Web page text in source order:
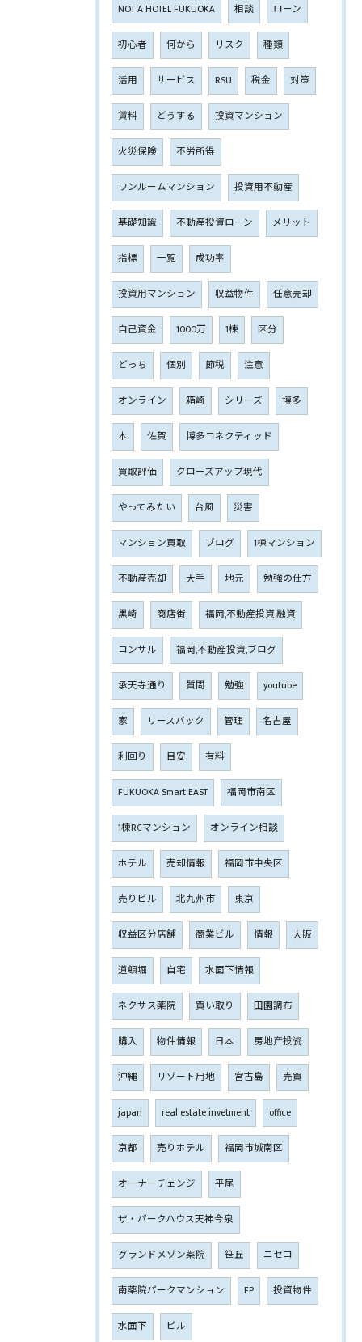
NOT A HOTEL FUKUOKA 相談 ローン
初心者 何から リスク 種類
活用 サービス RSU 税金 対策
賃料 どうする 投資マンション
火災保険 不労所得
ワンルームマンション 投資用不動産
基礎知識 不動産投資ローン メリット
指標 一覧 成功率
投資用マンション 収益物件 任意売却
自己資金 1000万 1棟 区分
どっち 個別 節税 注意
オンライン 箱崎 シリーズ 博多
本 佐賀 博多コネクティッド
買取評価 クローズアップ現代
やってみたい 台風 災害
マンション買取 ブログ 1棟マンション
不動産売却 大手 地元 勉強の仕方
黒崎 商店街 福岡,不動産投資,融資
コンサル 福岡,不動産投資,ブログ
承天寺通り 質問 勉強 youtube
家 リースバック 管理 名古屋
利回り 目安 有料
FUKUOKA Smart EAST 福岡市南区
1棟RCマンション オンライン相談
ホテル 売却情報 福岡市中央区
売りビル 北九州市 東京
収益区分店舗 商業ビル 情報 大阪
道頓堀 自宅 水面下情報
ネクサス薬院 買い取り 田園調布
購入 物件情報 日本 房地产投资
沖縄 リゾート用地 宮古島 売買
japan real estate invetment office
京都 売りホテル 福岡市城南区
オーナーチェンジ 平尾
ザ・パークハウス天神今泉
グランドメゾン薬院 笹丘 ニセコ
南薬院パークマンション FP 投資物件
水面下 ビル